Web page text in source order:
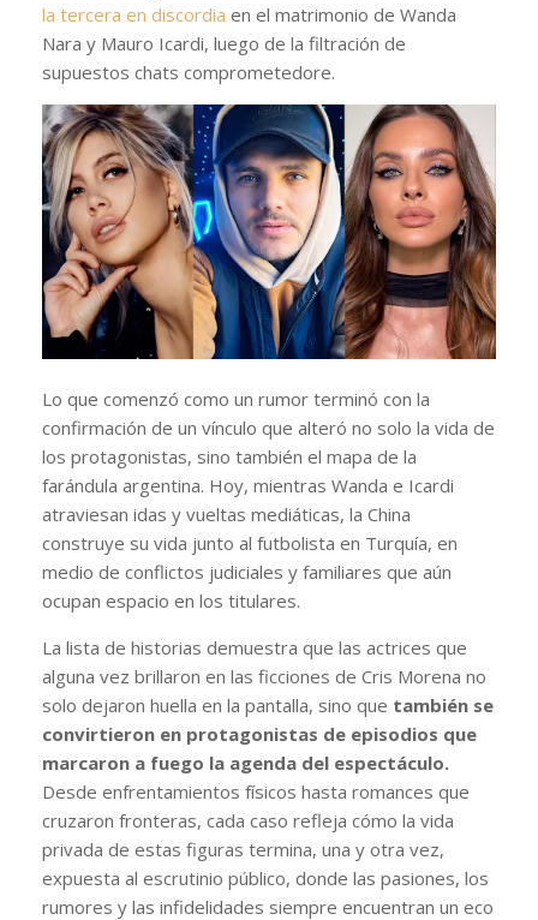
la tercera en discordia en el matrimonio de Wanda
Nara y Mauro Icardi, luego de la filtración de
supuestos chats comprometedore.
Lo que comenzó como un rumor terminó con la
confirmación de un vínculo que alteró no solo la vida de
los protagonistas, sino también el mapa de la
farándula argentina. Hoy, mientras Wanda e Icardi
atraviesan idas y vueltas mediáticas, la China
construye su vida junto al futbolista en Turquía, en
medio de conflictos judiciales y familiares que aún
ocupan espacio en los titulares.
La lista de historias demuestra que las actrices que
alguna vez brillaron en las ficciones de Cris Morena no
solo dejaron huella en la pantalla, sino que también se
convirtieron en protagonistas de episodios que
marcaron a fuego la agenda del espectáculo.
Desde enfrentamientos físicos hasta romances que
cruzaron fronteras, cada caso refleja cómo la vida
privada de estas figuras termina, una y otra vez,
expuesta al escrutinio público, donde las pasiones, los
rumores y las infidelidades siempre encuentran un eco